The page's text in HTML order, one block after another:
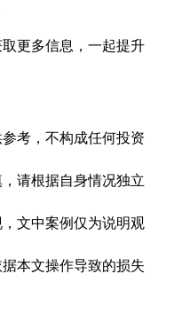
更多信息，一起提升
考，不构成任何投资
请根据自身情况独立
文中案例仅为说明观
本文操作导致的损失